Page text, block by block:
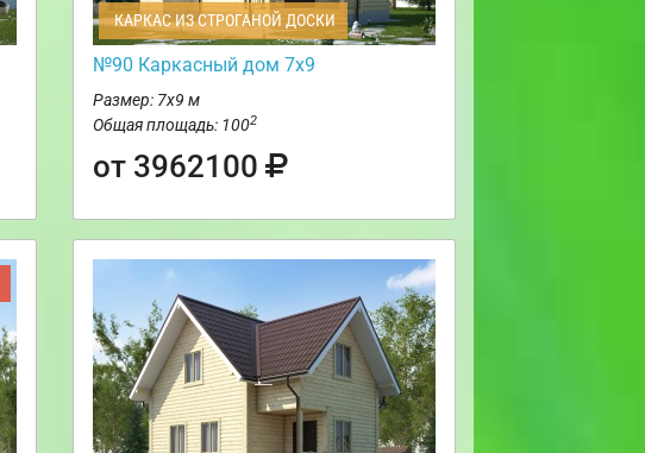
КАРКАС ИЗ СТРОГАНОЙ ДОСКИ
№90 Каркасный дом 7х9
Размер: 7х9 м
Общая площадь: 1002
от 3962100